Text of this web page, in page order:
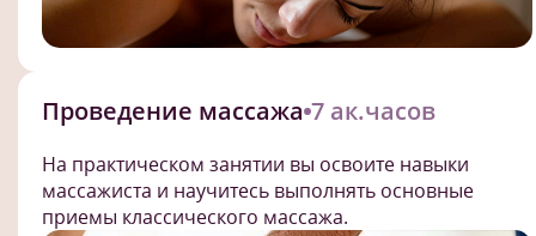
Проведение массажа 7 ак.часов
На практическом занятии вы освоите навыки
массажиста и научитесь выполнять основные
приемы классического массажа.